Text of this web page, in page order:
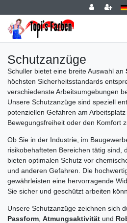
Schutzanzüge
Schuller bietet eine breite Auswahl an
höchsten Sicherheitsstandards
verschiedenste Arbeitsumgebungen
Unsere Schutzanzüge sind speziell
potenziellen Gefahren am
Bewegungsfreiheit oder den Komfort
Ob Sie in der Industrie, im
risikobehafteten Bereichen tätig sind,
bieten optimalen Schutz vor
und anderen Gefahren. Die
gewährleisten eine hervorragende
Sie sicher und geschützt arbeiten
Unsere Schutzanzüge zeichnen sich
Passform Atmungsaktivität und